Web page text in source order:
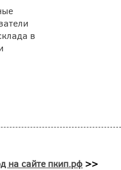
в
на сайте пкип.рф >>